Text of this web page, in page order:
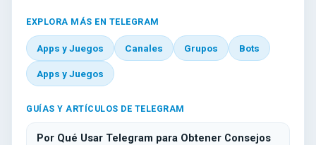
EXPLORA MÁS EN TELEGRAM
Apps y Juegos Canales Grupos Bots
Apps y Juegos
GUÍAS Y ARTÍCULOS DE TELEGRAM
Por Qué Usar Telegram para Obtener Consejos